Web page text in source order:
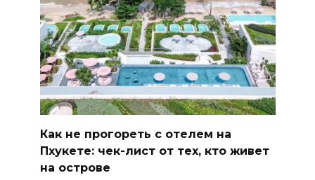
Как не прогореть с отелем на
Пхукете: чек-лист от тех, кто живет
на острове